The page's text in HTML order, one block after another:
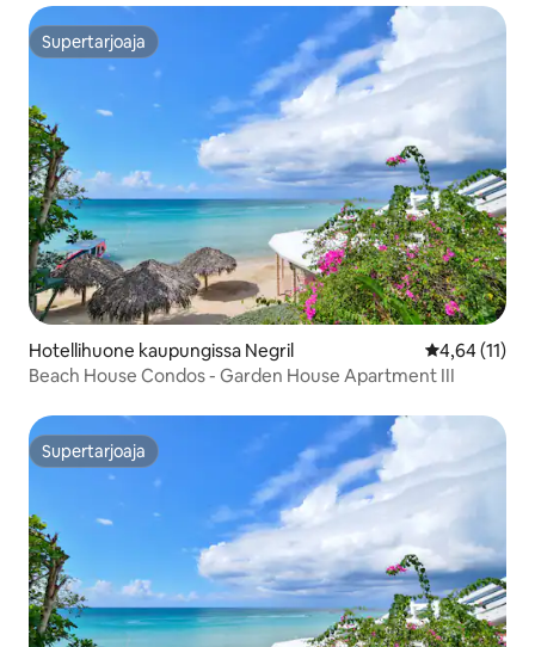
Supertarjoaja
Supertarjoaja
Hotellihuone kaupungissa Negril
4,64 (11)
Beach House Condos - Garden House Apartment III
Supertarjoaja
Supertarjoaja